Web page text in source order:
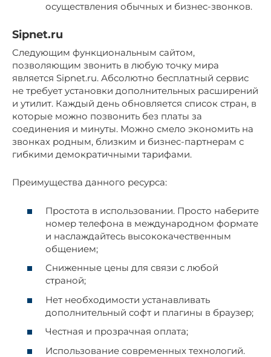
осуществления обычных и бизнес-звонков.
Sipnet.ru
Следующим функциональным сайтом,
позволяющим звонить в любую точку мира
является Sipnet.ru. Абсолютно бесплатный сервис
не требует установки дополнительных расширений
и утилит. Каждый день обновляется список стран, в
которые можно позвонить без платы за
соединения и минуты. Можно смело экономить на
звонках родным, близким и бизнес-партнерам с
гибкими демократичными тарифами.
Преимущества данного ресурса:
Простота в использовании. Просто наберите
номер телефона в международном формате
и наслаждайтесь высококачественным
общением;
Сниженные цены для связи с любой
страной;
Нет необходимости устанавливать
дополнительный софт и плагины в браузер;
Честная и прозрачная оплата;
Использование современных технологий.